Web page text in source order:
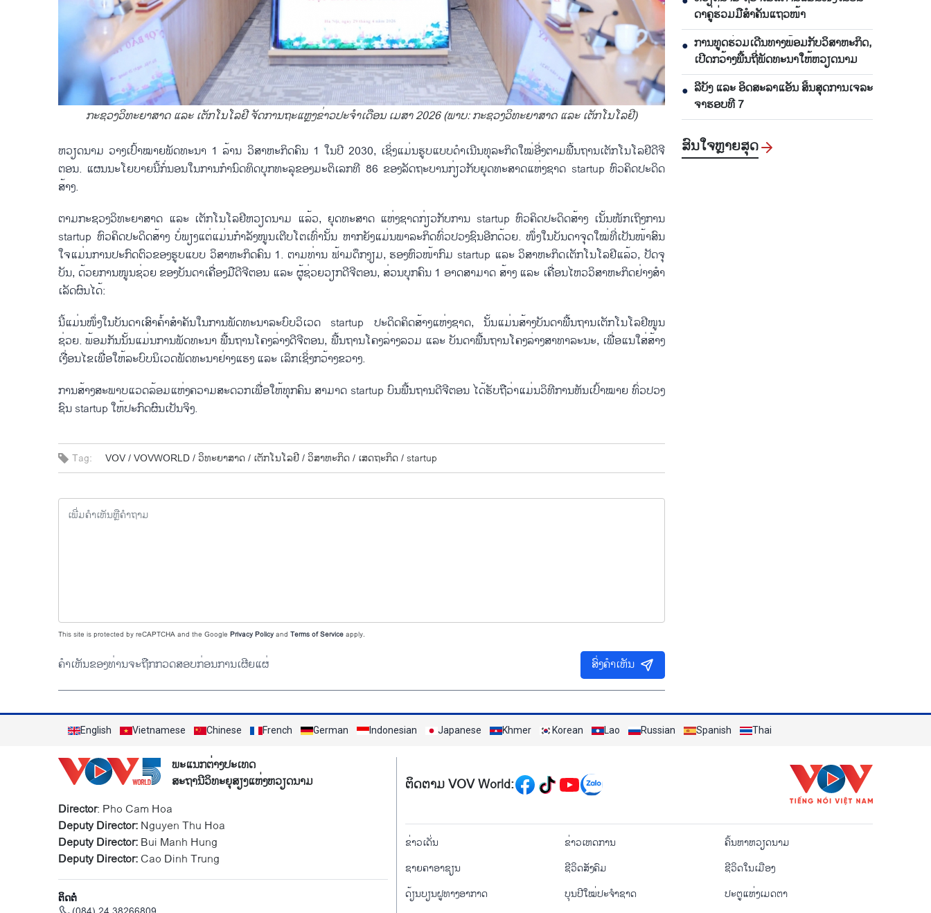
ກະ​ຊວງວິ​ທະ​ຍາ​ສາດ ແລະ ເຕັກ​ໂນ​ໂລ​ຢີ ຈັດ​ການ​ຖະ​ແຫຼງ​ຂ່າວ​ປະ​ຈຳ​ເດືອນ ເມ​ສາ 2026 (ພາບ: ກະ​ຊວງວິ​ທະ​ຍາ​ສາດ ແລະ ເຕັກ​ໂນ​ໂລ​ຢີ)
ຫວຽດ​ນາມ ວາງ​ເປົ້າ​ໝາຍ​ພັດ​ທະ​ນາ 1 ລ້ານ ວິ​ສາ​ຫະ​ກິດ​ຄົນ​ 1 ໃນ​ປີ 2030, ເຊິ່ງ​ແມ່ນ​ຮູບ​ແບບ​ດຳ​ເນີນ​ທຸ​ລະ​ກິດ​ໃໝ່​ອີ່ງ​ຕາມ​ພື້ນ​ຖາ​ນ​ເຕັກ​ໂນ​ໂລ​ຢີ​ດີ​ຈີ​
ຕອນ. ແຜນ​ນະ​ໂຍ​ບາຍ​ນີ້​ກໍ່​ນອນ​ໃນ​ການ​ກຳ​ນົດ​ທິດ​ບຸ​ກ​ທະ​ລຸ​ຂອງ​ມະ​ຕິ​ເລກ​ທີ 86 ຂອ​ງ​ລັດ​ຖະ​ບານ​ກ່ຽວ​ກັບ​ຍຸດ​ທະ​ສາດ​ແຫ່ງ​ຊາດ startup ຫົວ​ຄິດ​ປະ​ດິດ​
ສ້າງ.
ຕາມ​ກະ​ຊວງວິ​ທະ​ຍາ​ສາດ ແລະ ເຕັກ​ໂນ​ໂລ​ຢີຫວຽດ​ນາມ ແລ້ວ, ຍຸດ​ທະ​ສາດ ແຫ່ງ​ຊາດ​ກ່ຽວ​ກັບ​ການ startup ຫົວ​ຄິດ​ປະ​ດິດ​ສ້າງ ເນັ້ນ​ໜັກ​ເຖິງ​ການ​
startup ຫົວ​ຄິດ​ປະ​ດິດ​ສ້າງ ບໍ່​ພຽງ​ແຕ່​ແມ່ນ​ກຳ​ລັງ​ໜູນ​ເຕີບ​ໂຕ​ເທົ່າ​ນັ້ນ ຫາກ​ຍັງ​ແມ່ນ​ພາ​ລະ​ກິດ​ທົ່ວ​ປວງ​ຊົນ​ອີກ​ດ້ວຍ. ໜຶ່ງ​ໃນ​ບັນ​ດາ​ຈຸດ​ໃໝ່​ທີ່​ເປັນ​ໜ້າ​ສົນ​
ໃຈ​ແມ່ນ​ການ​ປະ​ກົດ​ຕົວ​ຂອງ​ຮູບ​ແບບ ວິ​ສາ​ຫະ​ກິດ​ຄົນ 1. ຕາມທ່ານ ຟ້າມ​ດຶກ​ງຽມ, ຮອງ​ຫົວ​ໜ້າ​ກົມ startup ແລະ ວິ​ສາ​ຫະ​ກິດ​ເຕັກ​ໂນ​ໂລ​ຢີແລ້ວ, ປັດ​ຈຸ​
ບັນ, ດ້ວຍ​ການ​ໜູນ​ຊ່ວຍ ຂອງ​ບັນ​ດາ​ເຄື່ອງ​ມື​ດີ​ຈີ​ຕອນ ແລະ ຜູ້​ຊ່ວຍ​ວຽກ​ດີ​ຈີ​ຕອນ, ສ່ວນ​ບຸກ​ຄົນ 1 ​ອາດ​ສາ​ມາດ ​ສ້າງ ແລະ ເຄື່ອ​ນ​ໄຫວ​ວິ​ສາ​ຫະ​ກິດ​ຢ່າງ​ສຳ​
ເລັດ​ຜົນ​ໄດ້:
ນີ້​ແມ່ນ​ໜຶ່ງ​ໃນ​ບັນ​ດາ​ເສົາ​ຄ້ຳ​ສຳ​ຄັນ​ໃນ​ການ​ພັດ​ທະ​ນາ​ລະ​ບົບ​ວິ​ເວດ​ startup ປະ​ດິດ​ຄິດ​ສ້າງ​ແຫ່ງ​ຊາດ, ນັ້ນ​ແມ່ນ​ສ້າງ​ບັນ​ດາ​ພື້ນ​ຖານ​ເຕັກ​ໂນ​ໂລ​ຢີ​ໜູນ​
ຊ່ວຍ. ພ້ອມ​ກັນ​ນັ້ນ​ແມ່ນ​ການ​ພັດ​ທະ​ນາ ພື້ນ​ຖ​ານ​ໂຄງ​ລ່າງ​ດີ​ຈີ​ຕອນ, ພື້​ນ​ຖານ​ໂຄງ​ລ່າງ​ລວມ ແລະ ບັນ​ດາ​ພື້ນ​ຖານ​ໂຄງ​ລ່າງ​ສາ​ທາ​ລະ​ນະ, ເພື່ອ​ແນ​ໃສ່​ສ້າງ​
ເງື່ອນ​ໄຂ​ເພື່ອ​ໃຫ້​ລະ​ບົບ​ນິ​ເວດ​ພັດ​ທະ​ນາ​ຢ່າງ​ແຮງ ແລະ ເລິກ​ເຊິ່ງກວ້າງ​ຂ​ວາງ.
ການ​ສ້າງ​ສະ​ພາບ​ແວດ​ລ້ອມ​ແຫ່ງ​ຄວາມ​ສະ​ດວກ​ເພື່ອ​ໃຫ້​ທຸກ​ຄົນ​ ສາ​ມາດ​ startup ບົນ​ພື້ນ​ຖານ​ດີ​ຈີ​ຕອນ ໄດ້​ຮັບ​ຖື​ວ່າ​ແມ່ນ​ວິ​ທີ​ການ​ຫັນ​ເປົ້າ​ໝາຍ ທົ່ວ​ປວງ​
ຊົນ startup ໃຫ້​ປະ​ກົດ​ຜົນ​ເປັນ​ຈິງ.
Tag: VOV /VOVWORLD /ວິ​ທະ​ຍາ​ສາດ / ເຕ​ັກ​ໂນ​ໂລ​ຢີ /ວິ​ສາ​ຫະ​ກິດ / ເສດ​ຖະ​ກິດ / startup
This site is protected by reCAPTCHA and the Google Privacy Policyand Terms of Serviceapply.
ຄຳເຫັນຂອງທ່ານຈະຖືກກວດສອບກ່ອນການເຜີຍແຜ່ ສົ່ງຄຳເຫັນ
ດາ​ຄູ່​ຮ່ວມ​ມື​ສຳ​ຄັນ​ແຖວ​ໜ້າ
● ການ​ທູດ​ຮ່ວມ​ເດີນ​ທາງ​ພ້ອມກັບ​ວິ​ສາ​ຫະ​ກ​ິດ,
ເປີດກວ້າງ​ພື້ນ​ຖີ່​ພັດ​ທະ​ນາ​ໃຫ້​ຫວຽດ​ນາມ
● ລີ​ບັງ ແລະ ອິດ​ສະ​ລາ​ແອັນ ສິ້ນ​ສຸດ​ການ​ເຈ​ລະ​
ຈາ​ຮອບ​ທີ 7
ສົນ​ໃຈ​ຫຼາຍ​ສຸດ
English Vietnamese Chinese French German Indonesian Japanese Khmer Korean Lao Russian Spanish Thai
ພະແນກຕ່າງປະເທດ
ສະຖານີວິທະຍຸສຽງແຫ່ງຫວຽດນາມ
Director: Pho Cam Hoa
Deputy Director:Nguyen Thu Hoa
Deputy Director:Bui Manh Hung
Deputy Director:Cao Dinh Trung
ຕິດຕໍ່
Mạng xã hội
ຕິດຕາມ VOV World:
menu footer tiếng Lào
ຂ່າວເດັ່ນ ຂ່າວເຫດການ
ຄົ້ນຫາຫວຽດນາມ
ຊາຍຄາອາຊຽນ
ຊີ​ວິດ​ສັງ​ຄົມ
ຊີ​ວິດ​ໃນ​ເມືອງ
ດ້ຽນບຽນ​ຝູທາງ​ອາກາດ
ບຸນປີໃໝ່ປະຈຳຊາດ
ປະຕູແຫ່ງເມດຕາ